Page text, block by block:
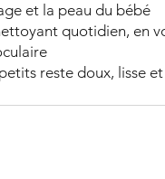
et la peau du bébé
quotidien, en
reste doux, lisse